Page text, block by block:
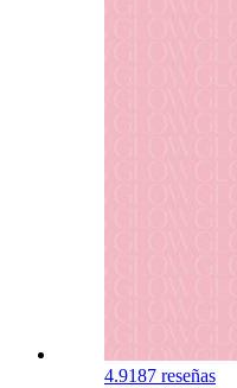
4.9187 reseñas